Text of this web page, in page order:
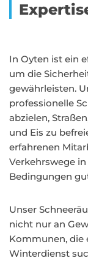
In Oyten ist ein
um die
gewährleisten.
professionelle
abzielen,
und Eis zu
erfahrenen
Verkehrswege
Bedingungen
Unser
nicht nur an
Kommunen, die
Winterdienst